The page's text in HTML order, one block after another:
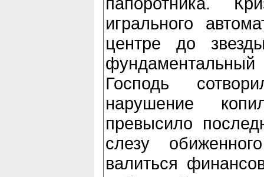
игрального
центре до
Господь
нарушение
превысило
слезу
валиться